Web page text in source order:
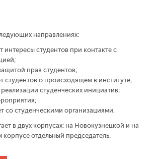
направлениях:
интересы студентов при контакте с
прав студентов;
студентов о происходящем в институте;
студенческих инициатив;
со студенческими организациями.
в двух корпусах: на Новокузнецкой и на
отдельный председатель.